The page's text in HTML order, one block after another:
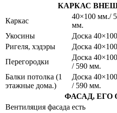
КАРКАС
Каркас
40×100 мм./
мм.
Укосины
Доска
Ригеля, хэдэры
Доска
Перегородки
Доска
/ 590 мм.
Балки потолка (1
этажные дома.)
Доска
/ 590 мм.
ФАСАД, ЕГО
Вентиляция фасада есть